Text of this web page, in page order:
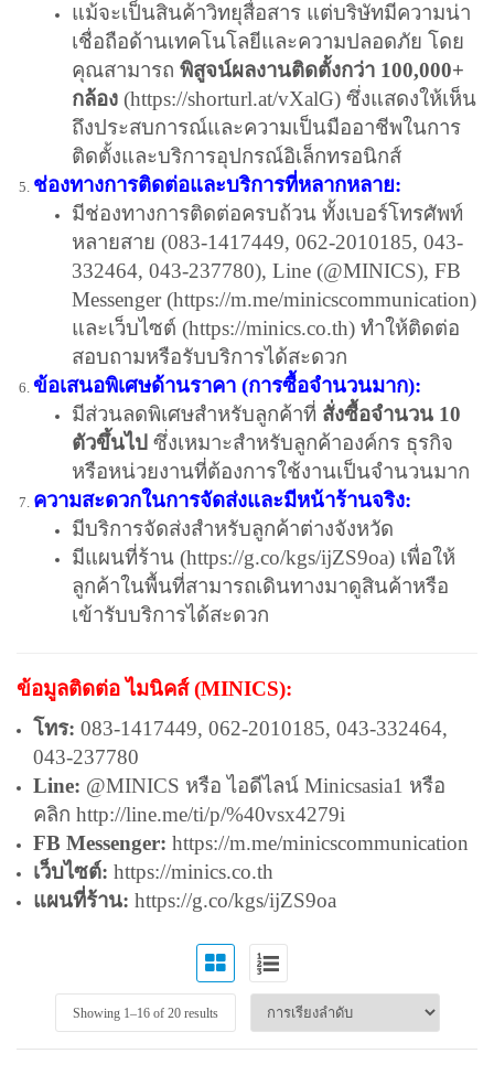
แม้จะเป็นสินค้าวิทยุสื่อสาร แต่บริษัทมีความน่า
เชื่อถือด้านเทคโนโลยีและความปลอดภัย โดย
คุณสามารถ พิสูจน์ผลงานติดตั้งกว่า 100,000+
กล้อง (https://shorturl.at/vXalG) ซึ่งแสดงให้เห็น
ถึงประสบการณ์และความเป็นมืออาชีพในการ
ติดตั้งและบริการอุปกรณ์อิเล็กทรอนิกส์
ช่องทางการติดต่อและบริการที่หลากหลาย:
มีช่องทางการติดต่อครบถ้วน ทั้งเบอร์โทรศัพท์
หลายสาย (083-1417449, 062-2010185, 043-
332464, 043-237780), Line (@MINICS), FB
Messenger (https://m.me/minicscommunication)
และเว็บไซต์ (https://minics.co.th) ทำให้ติดต่อ
สอบถามหรือรับบริการได้สะดวก
ข้อเสนอพิเศษด้านราคา (การซื้อจำนวนมาก):
มีส่วนลดพิเศษสำหรับลูกค้าที่ สั่งซื้อจำนวน 10
ตัวขึ้นไป ซึ่งเหมาะสำหรับลูกค้าองค์กร ธุรกิจ
หรือหน่วยงานที่ต้องการใช้งานเป็นจำนวนมาก
ความสะดวกในการจัดส่งและมีหน้าร้านจริง:
มีบริการจัดส่งสำหรับลูกค้าต่างจังหวัด
มีแผนที่ร้าน (https://g.co/kgs/ijZS9oa) เพื่อให้
ลูกค้าในพื้นที่สามารถเดินทางมาดูสินค้าหรือ
เข้ารับบริการได้สะดวก
ข้อมูลติดต่อ ไมนิคส์ (MINICS):
โทร: 083-1417449, 062-2010185, 043-332464,
043-237780
Line: @MINICS หรือ ไอดีไลน์ Minicsasia1 หรือ
คลิก http://line.me/ti/p/%40vsx4279i
FB Messenger: https://m.me/minicscommunication
เว็บไซต์: https://minics.co.th
แผนที่ร้าน: https://g.co/kgs/ijZS9oa
Showing 1–16of 20 results